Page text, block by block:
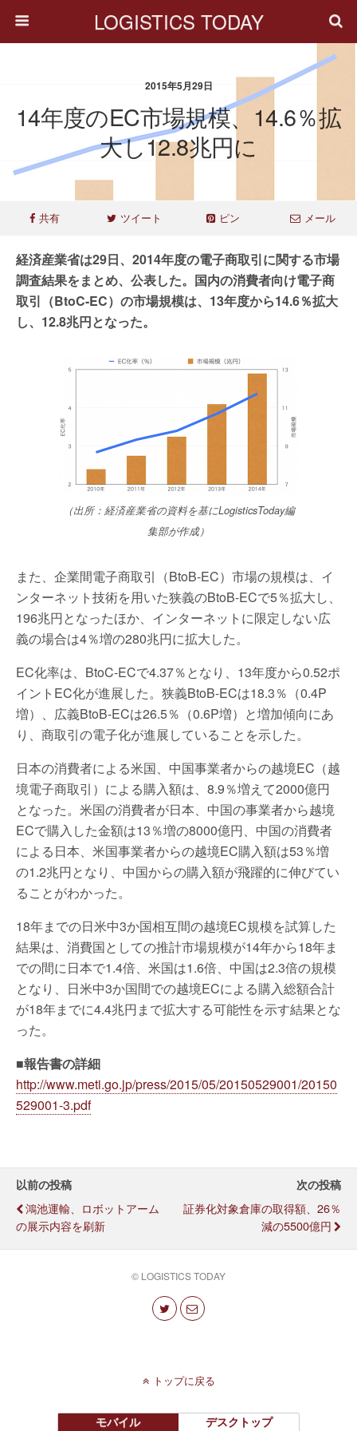
LOGISTICS TODAY
2015年5月29日
14年度のEC市場規模、14.6％拡
大し12.8兆円に
共有 ツイート ピン メール
経済産業省は29日、2014年度の電子商取引に関する市場
調査結果をまとめ、公表した。国内の消費者向け電子商
取引（BtoC-EC）の市場規模は、13年度から14.6％拡大
し、12.8兆円となった。
（出所：経済産業省の資料を基にLogisticsToday編
集部が作成）
また、企業間電子商取引（BtoB-EC）市場の規模は、イ
ンターネット技術を用いた狭義のBtoB-ECで5％拡大し、
196兆円となったほか、インターネットに限定しない広
義の場合は4％増の280兆円に拡大した。
EC化率は、BtoC-ECで4.37％となり、13年度から0.52ポ
イントEC化が進展した。狭義BtoB-ECは18.3％（0.4P
増）、広義BtoB-ECは26.5％（0.6P増）と増加傾向にあ
り、商取引の電子化が進展していることを示した。
日本の消費者による米国、中国事業者からの越境EC（越
境電子商取引）による購入額は、8.9％増えて2000億円
となった。米国の消費者が日本、中国の事業者から越境
ECで購入した金額は13％増の8000億円、中国の消費者
による日本、米国事業者からの越境EC購入額は53％増
の1.2兆円となり、中国からの購入額が飛躍的に伸びてい
ることがわかった。
18年までの日米中3か国相互間の越境EC規模を試算した
結果は、消費国としての推計市場規模が14年から18年ま
での間に日本で1.4倍、米国は1.6倍、中国は2.3倍の規模
となり、日米中3か国間での越境ECによる購入総額合計
が18年までに4.4兆円まで拡大する可能性を示す結果とな
った。
■報告書の詳細
http://www.meti.go.jp/press/2015/05/20150529001/20150
529001-3.pdf
以前の投稿
鴻池運輸、ロボットアーム
の展示内容を刷新
次の投稿
証券化対象倉庫の取得額、26％
減の5500億円
© LOGISTICS TODAY
トップに戻る
モバイル デスクトップ